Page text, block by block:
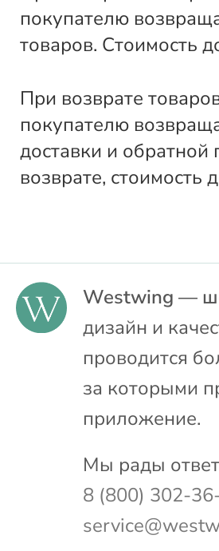
покупателю
товаров. Стоимость
При возврате
покупателю
доставки и
возврате, стоимость
Westwing —
дизайн и
проводится
за которыми
приложение.
Мы рады
8 (800) 302-